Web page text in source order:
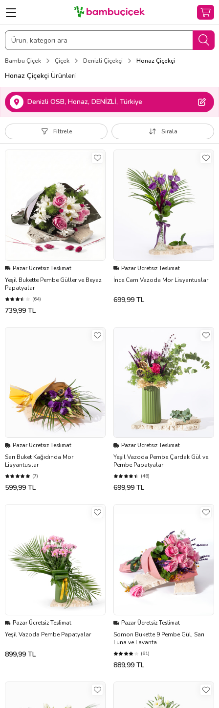
Bambu Çiçek Çiçek Denizli Çiçekçi Honaz Çiçekçi
Honaz Çiçekçi Ürünleri
Denizli OSB, Honaz, DENİZLİ, Türkiye
Filtrele Sırala
Pazar Ücretsiz Teslimat
Yeşil Bukette Pembe Güller ve Beyaz
Papatyalar
(64)
739,99 TL
Pazar Ücretsiz Teslimat
İnce Cam Vazoda Mor Lisyantuslar
699,99 TL
Pazar Ücretsiz Teslimat
Sarı Buket Kağıdında Mor
Lisyantuslar
(7)
599,99 TL
Pazar Ücretsiz Teslimat
Yeşil Vazoda Pembe Çardak Gül ve
Pembe Papatyalar
(46)
699,99 TL
Pazar Ücretsiz Teslimat
Yeşil Vazoda Pembe Papatyalar
899,99 TL
Pazar Ücretsiz Teslimat
Somon Bukette 9 Pembe Gül, Sarı
Luna ve Lavanta
(61)
889,99 TL